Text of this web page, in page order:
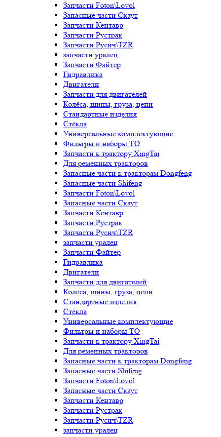
Запчасти Foton\Lovol
Запасные части Скаут
Запчасти Кентавр
Запчасти Рустрак
Запчасти Русич\TZR
запчасти уралец
Запчасти Файтер
Гидравлика
Двигатели
Запчасти для двигателей
Колёса, шины, груза, цепи
Стандартные изделия
Стёкла
Универсальные комплектующие
Фильтры и наборы ТО
Запчасти к трактору XingTai
Для ременных тракторов
Запасные части к тракторам Dongfeng
Запасные части Shifeng
Запчасти Foton\Lovol
Запасные части Скаут
Запчасти Кентавр
Запчасти Рустрак
Запчасти Русич\TZR
запчасти уралец
Запчасти Файтер
Гидравлика
Двигатели
Запчасти для двигателей
Колёса, шины, груза, цепи
Стандартные изделия
Стёкла
Универсальные комплектующие
Фильтры и наборы ТО
Запчасти к трактору XingTai
Для ременных тракторов
Запасные части к тракторам Dongfeng
Запасные части Shifeng
Запчасти Foton\Lovol
Запасные части Скаут
Запчасти Кентавр
Запчасти Рустрак
Запчасти Русич\TZR
запчасти уралец